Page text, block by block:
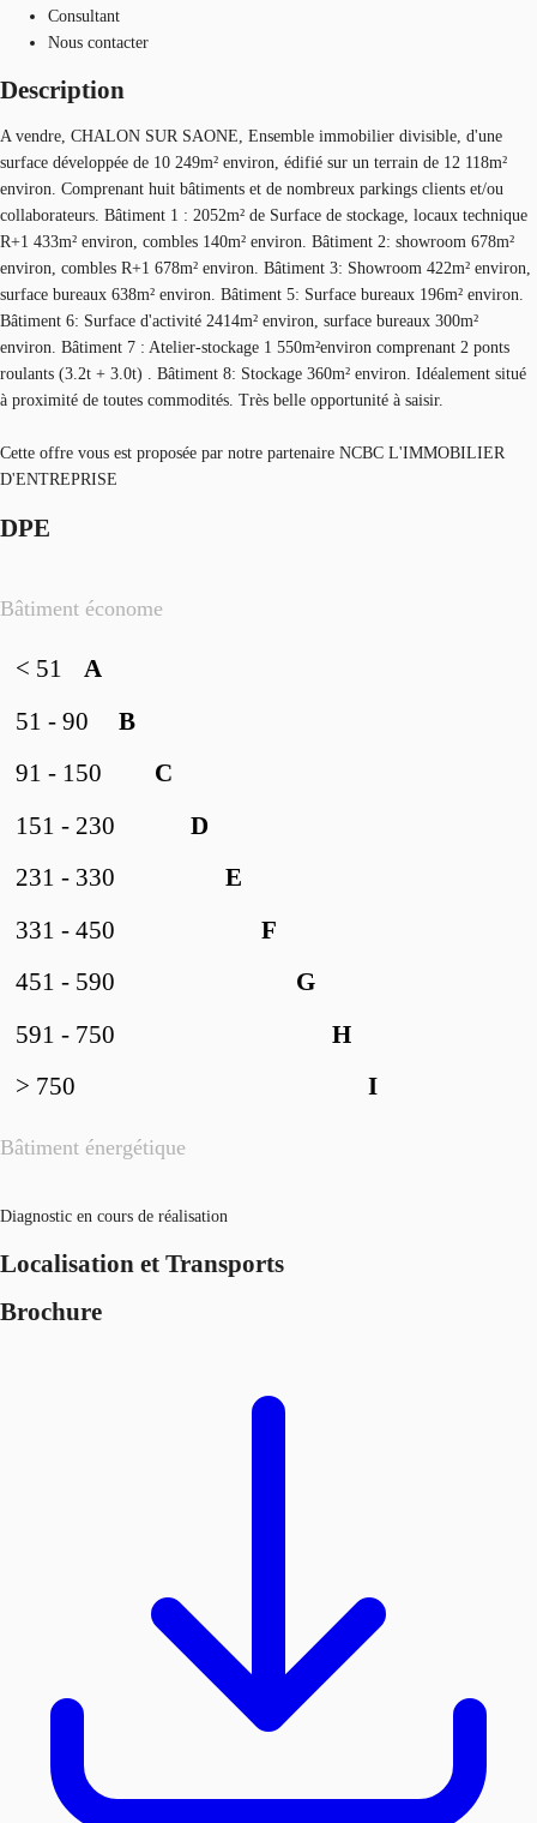
Consultant
Nous contacter
Description
A vendre, CHALON SUR SAONE, Ensemble immobilier divisible, d'une
surface développée de 10 249m² environ, édifié sur un terrain de 12 118m²
environ. Comprenant huit bâtiments et de nombreux parkings clients et/ou
collaborateurs. Bâtiment 1 : 2052m² de Surface de stockage, locaux technique
R+1 433m² environ, combles 140m² environ. Bâtiment 2: showroom 678m²
environ, combles R+1 678m² environ. Bâtiment 3: Showroom 422m² environ,
surface bureaux 638m² environ. Bâtiment 5: Surface bureaux 196m² environ.
Bâtiment 6: Surface d'activité 2414m² environ, surface bureaux 300m²
environ. Bâtiment 7 : Atelier-stockage 1 550m²environ comprenant 2 ponts
roulants (3.2t + 3.0t) . Bâtiment 8: Stockage 360m² environ. Idéalement situé
à proximité de toutes commodités. Très belle opportunité à saisir.
Cette offre vous est proposée par notre partenaire NCBC L'IMMOBILIER
D'ENTREPRISE
DPE
Bâtiment économe
Bâtiment énergétique
A
< 51
B
51 - 90
C
91 - 150
D
151 - 230
E
231 - 330
F
331 - 450
G
451 - 590
H
591 - 750
I
> 750
Diagnostic en cours de réalisation
Localisation et Transports
Brochure